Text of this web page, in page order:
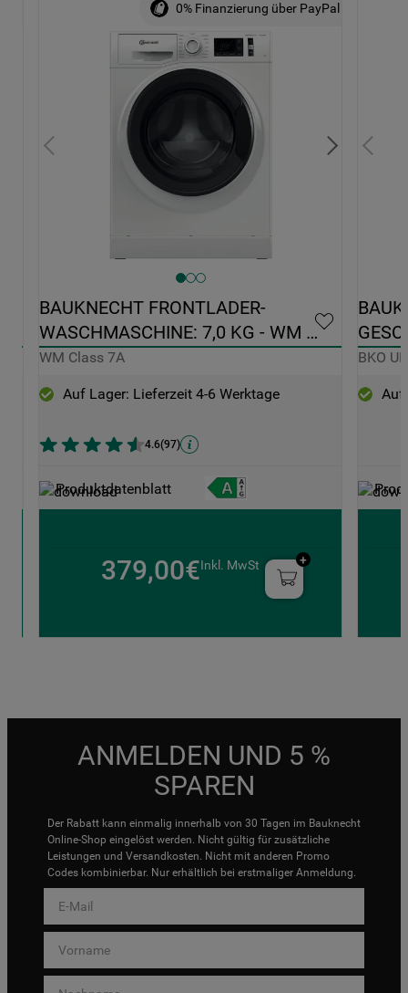
0% Finanzierung über PayPal
BAUKNECHT FRONTLADER-
WASCHMASCHINE: 7,0 KG - WM
CLASS 7A
WM Class 7A
Auf Lager: Lieferzeit 4-6 Werktage
4.6(97)
Produktdatenblatt
379,00€Inkl. MwSt
BKO
Auf
ANMELDEN UND 5 %
SPAREN
Der Rabatt kann einmalig innerhalb von 30 Tagen im Bauknecht
Online-Shop eingelöst werden. Nicht gültig für zusätzliche
Leistungen und Versandkosten. Nicht mit anderen Promo
Codes kombinierbar. Nur erhältlich bei erstmaliger Anmeldung.